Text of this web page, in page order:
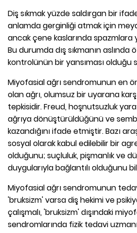
Diş sıkmak yüzde saldırgan bir
anlamda gerginliği atmak için
ancak çene kaslarında spazmlara
Bu durumda dış sıkmanın aslında
kontrolünün bir yansıması olduğu
Miyofasial ağrı sendromunun en
olan ağrı, olumsuz bir uyarana
tepkisidir. Freud, hoşnutsuzluk
ağrıya dönüştürüldüğünü ve
kazandığını ifade etmiştir. Bazı
sosyal olarak kabul edilebilir bir
olduğunu; suçluluk, pişmanlık ve
duygularıyla bağlantılı olduğunu
Miyofasial ağrı sendromunun
'bruksizm' varsa diş hekimi ve
çalışmalı, 'bruksizm' dışındaki
sendromlarında fizik tedavi